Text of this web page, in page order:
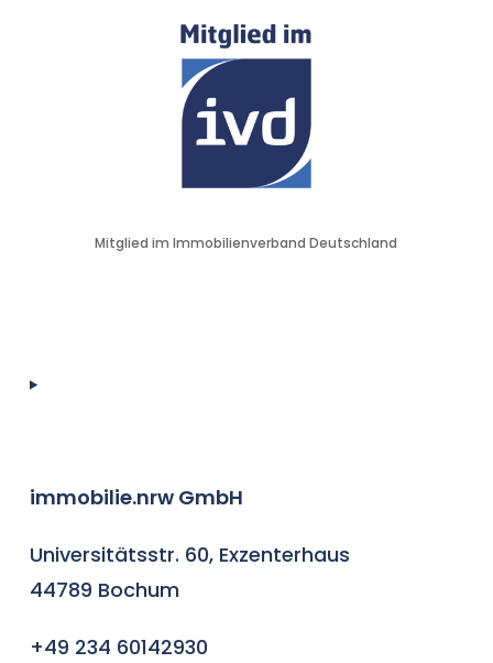
Mitglied im Immobilienverband Deutschland
immobilie.nrw GmbH
Universitätsstr. 60, Exzenterhaus
44789 Bochum
+49 234 60142930